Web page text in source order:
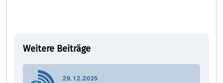
Weitere Beiträge
29.12.2025